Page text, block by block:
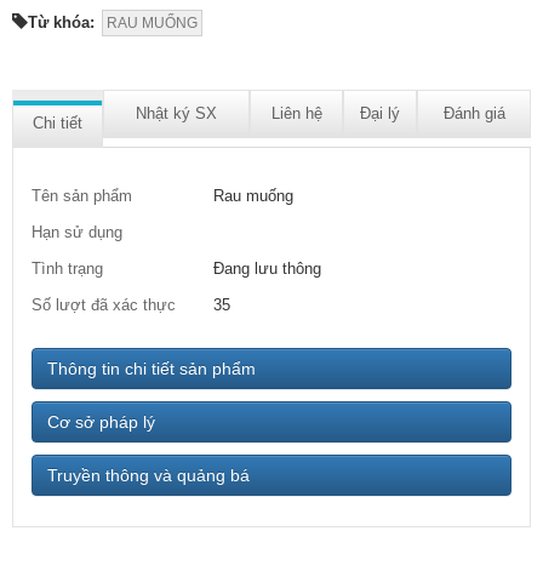
Từ khóa: RAU MUỐNG
Chi tiết
Nhật ký SX Liên hệ Đại lý Đánh giá
Tên sản phẩm
Rau muống
Hạn sử dụng
Tình trạng
Đang lưu thông
Số lượt đã xác thực
35
Thông tin chi tiết sản phẩm
Cơ sở pháp lý
Truyền thông và quảng bá